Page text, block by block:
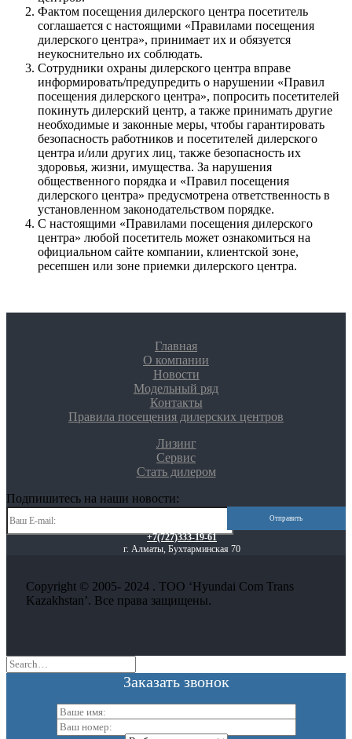
Фактом посещения дилерского центра посетитель
соглашается с настоящими «Правилами посещения
дилерского центра», принимает их и обязуется
неукоснительно их соблюдать.
Сотрудники охраны дилерского центра вправе
информировать/предупредить о нарушении «Правил
посещения дилерского центра», попросить посетителей
покинуть дилерский центр, а также принимать другие
необходимые и законные меры, чтобы гарантировать
безопасность работников и посетителей дилерского
центра и/или других лиц, также безопасность их
здоровья, жизни, имущества. За нарушения
общественного порядка и «Правил посещения
дилерского центра» предусмотрена ответственность в
установленном законодательством порядке.
С настоящими «Правилами посещения дилерского
центра» любой посетитель может ознакомиться на
официальном сайте компании, клиентской зоне,
ресепшен или зоне приемки дилерского центра.
Главная
О компании
Новости
Модельный ряд
Контакты
Правила посещения дилерских центров
Лизинг
Сервис
Стать дилером
Подпишитесь на наши новости:
+7(727)333-19-61
г. Алматы, Бухтарминская 70
Copyright © 2005- 2024 . ТОО ‘Hyundai Com Trans
Kazakhstan’. Все права защищены.
Заказать звонок